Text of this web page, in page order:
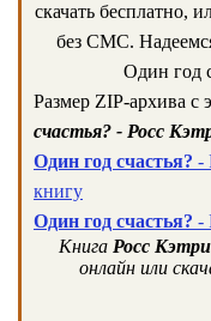
скачать бесплатно,
без СМС.
Один год
Размер ZIP-архива c
счастья? - Росс
Один год счастья? -
книгу
Один год счастья? -
Книга Росс
онлайн или